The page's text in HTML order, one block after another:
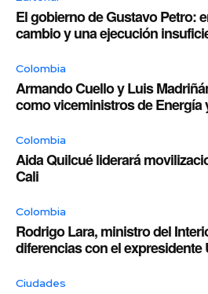
El gobierno de Gustavo Petro:
cambio y una ejecución
Colombia
Armando Cuello y Luis
como viceministros de Energía
Colombia
Aida Quilcué liderará
Cali
Colombia
Rodrigo Lara, ministro del
diferencias con el expresidente
Ciudades